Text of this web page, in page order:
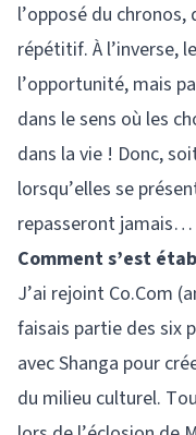
l’opposé du
répétitif. À l’inverse,
l’opportunité, mais
dans le sens où les
dans la vie ! Donc,
lorsqu’elles se
repasseront jamais…
Comment s’est
J’ai rejoint Co.Com
faisais partie des six
avec Shanga pour
du milieu culturel.